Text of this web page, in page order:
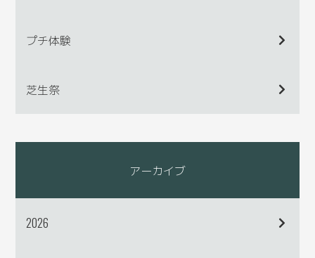
プチ体験
芝生祭
アーカイブ
2026